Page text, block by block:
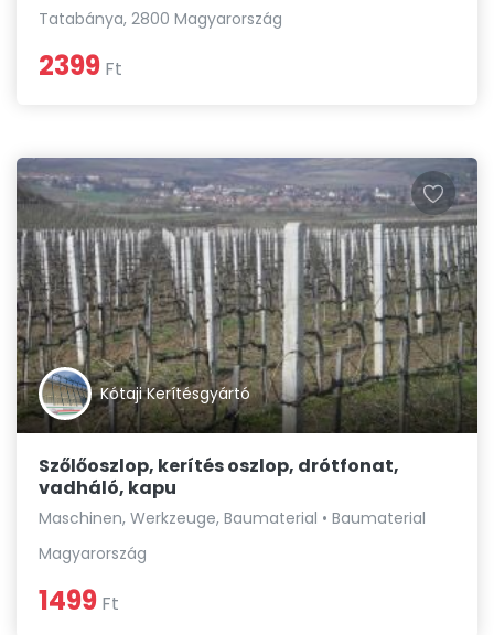
Tatabánya, 2800 Magyarország
2399 Ft
Kótaji Kerítésgyártó
Szőlőoszlop, kerítés oszlop, drótfonat,
vadháló, kapu
Maschinen, Werkzeuge, Baumaterial • Baumaterial
Magyarország
1499 Ft